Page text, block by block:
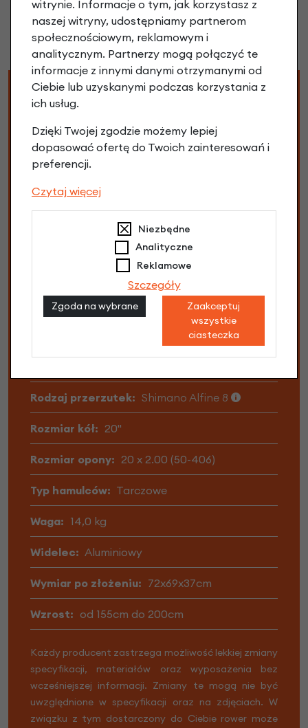
Specyfikacja Rower
składany Ahooga A-MAX
Alfine 8 Cosmic Black bez
Bezpieczne obciążenie roweru: 120 kg
Aluminium
Napęd: Łańcuch
Schwalbe Billy Bonkers
Rodzaj przerzutek: Shimano Alfine 8
Rozmiar kół: 20"
Rozmiar opony: 20 x 2.00 (50-406)
Typ hamulców: Tarczowe
Waga: 14,0 kg
Widelec: Aluminiowy
Wymiar po złożeniu: 72x69x37cm
Wzrost: od 155cm do 200cm
Każdy producent zastrzega możliwość lekkiej zmiany
specyfikacji, materiałów oraz wyposażenia bez
wcześniejszej informacji. Zmiany te mogą nie być
uwzględnione w specyfikacji oraz na zdjęciach. W
związku z tym dostarczony do Ciebie rower może
witrynie. Informacje o tym, jak korzystasz z
naszej witryny, udostępniamy partnerom
społecznościowym, reklamowym i
analitycznym. Partnerzy mogą połączyć te
informacje z innymi danymi otrzymanymi od
Ciebie lub uzyskanymi podczas korzystania z
ich usług.
Dzięki Twojej zgodzie możemy lepiej
dopasować ofertę do Twoich zainteresowań i
preferencji.
Czytaj więcej
Niezbędne
Analityczne
Reklamowe
Szczegóły
Zgoda na wybrane
Zaakceptuj
wszystkie
ciasteczka